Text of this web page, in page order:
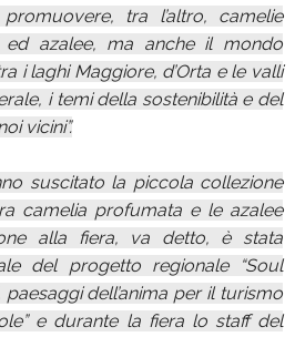
tra l’altro, camelie
ed azalee, ma anche il mondo
i laghi Maggiore, d’Orta e le valli
i temi della sostenibilità e del
vicini”.
suscitato la piccola collezione
camelia profumata e le azalee
alla fiera, va detto, è stata
del progetto regionale “Soul
paesaggi dell’anima per il turismo
e durante la fiera lo staff del